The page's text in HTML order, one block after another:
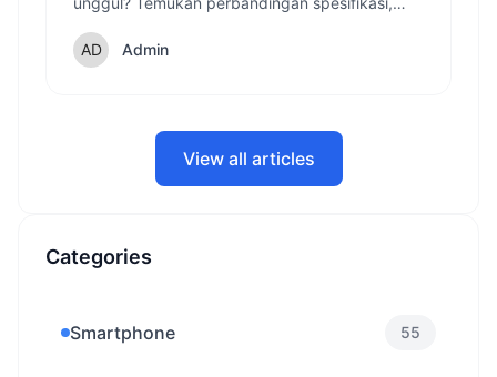
series di 2025.
Admin
View all articles
Categories
Smartphone 55